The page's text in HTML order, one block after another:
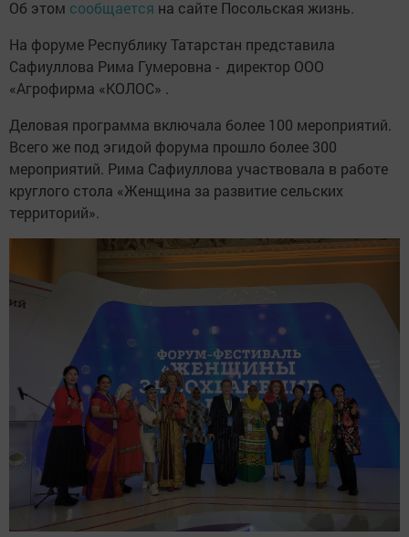
Об этом сообщается на сайте Посольская жизнь.
На форуме Республику Татарстан представила
Сафиуллова Рима Гумеровна - директор ООО
«Агрофирма «КОЛОС» .
Деловая программа включала более 100 мероприятий.
Всего же под эгидой форума прошло более 300
мероприятий. Рима Сафиуллова участвовала в работе
круглого стола «Женщина за развитие сельских
территорий».